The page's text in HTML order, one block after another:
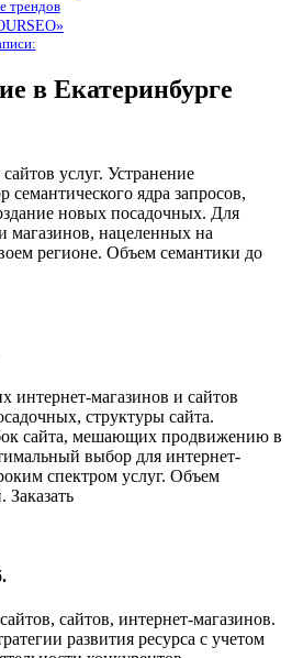
трендов
в Екатеринбурге
услуг. Устранение
ядра запросов,
новых посадочных. Для
магазинов, нацеленных на
регионе. Объем семантики до
интернет-магазинов и сайтов
структуры сайта.
сайта, мешающих продвижению в
выбор для интернет-
спектром услуг. Объем
сайтов, интернет-магазинов.
развития ресурса с учетом